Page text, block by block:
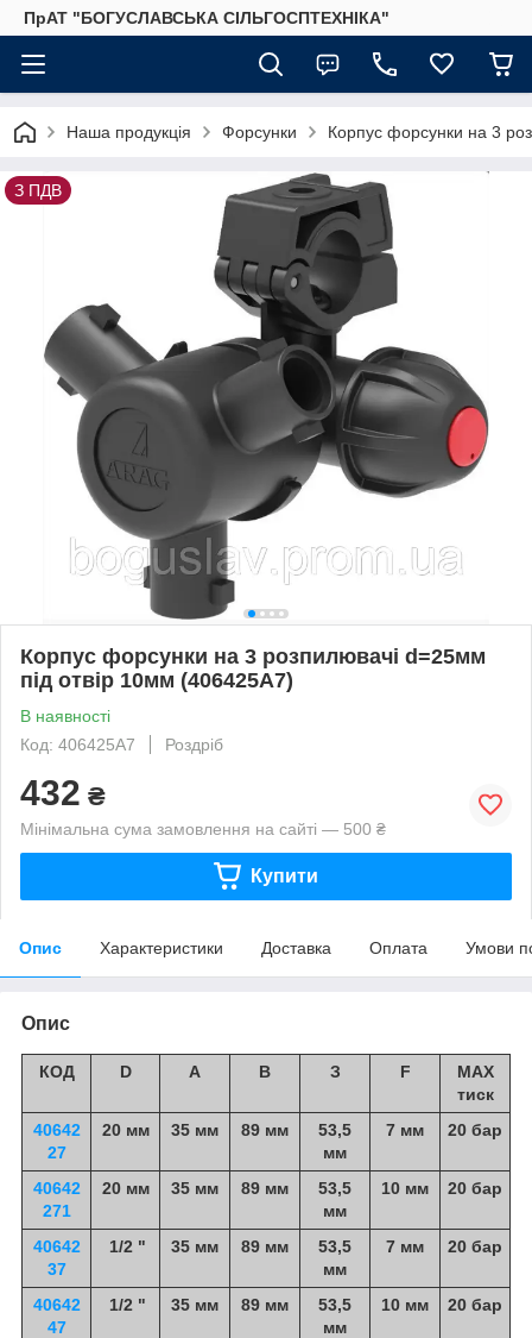
ПрАТ "БОГУСЛАВСЬКА СІЛЬГОСПТЕХНІКА"
Наша продукція Форсунки Корпус форсунки на 3
З ПДВ
Корпус форсунки на 3 розпилювачі d=25мм
під отвір 10мм (406425А7)
В наявності
Код: 406425А7
Роздріб
432 ₴
Мінімальна сума замовлення на сайті — 500 ₴
Купити
Опис Характеристики Доставка Оплата Умови
Опис
КОД D А В З F
MAX
тиск
40642
27
20 мм 35 мм 89 мм
53,5
мм
7 мм 20 бар
40642
271
20 мм 35 мм 89 мм
53,5
мм
10 мм 20 бар
40642
37
1/2 " 35 мм 89 мм
53,5
мм
7 мм 20 бар
40642
47
1/2 " 35 мм 89 мм
53,5
мм
10 мм 20 бар